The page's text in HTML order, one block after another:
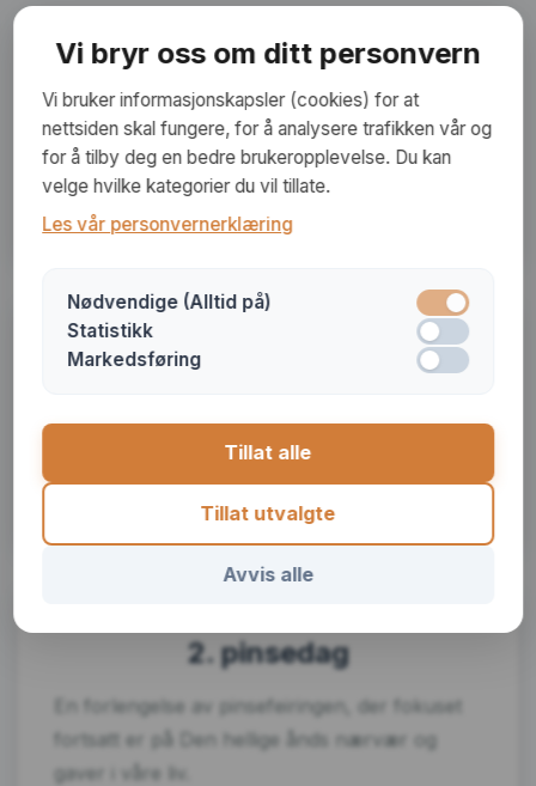
Kristi himmelfartsdag
Feirer at Jesus for opp til himmelen før
Faderen, og at han fortsatt ber for oss og
regjerer som Herre.
1. pinsedag
Til minne om at Den hellige ånd ble utøst over
de første troende i Jerusalem. Pinsen blir ofte
kalt «kirkens fødselsdag».
2. pinsedag
En forlengelse av pinsefeiringen, der fokuset
fortsatt er på Den hellige ånds nærvær og
gaver i våre liv.
Vi bryr oss om ditt personvern
Vi bruker informasjonskapsler (cookies) for at
nettsiden skal fungere, for å analysere trafikken vår og
for å tilby deg en bedre brukeropplevelse. Du kan
velge hvilke kategorier du vil tillate.
Les vår personvernerklæring
Nødvendige (Alltid på)
Statistikk
Markedsføring
Tillat alle
Tillat utvalgte
Avvis alle